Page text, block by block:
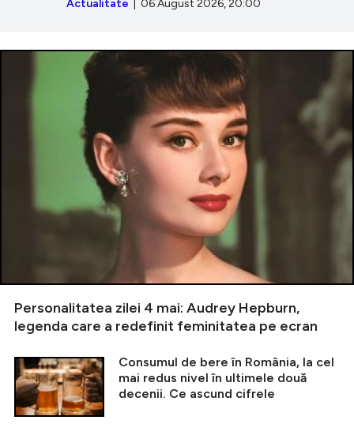
Actualitate | 06 August 2026, 20:00
Personalitatea zilei 4 mai: Audrey Hepburn,
legenda care a redefinit feminitatea pe ecran
Consumul de bere în România, la cel
mai redus nivel în ultimele două
decenii. Ce ascund cifrele